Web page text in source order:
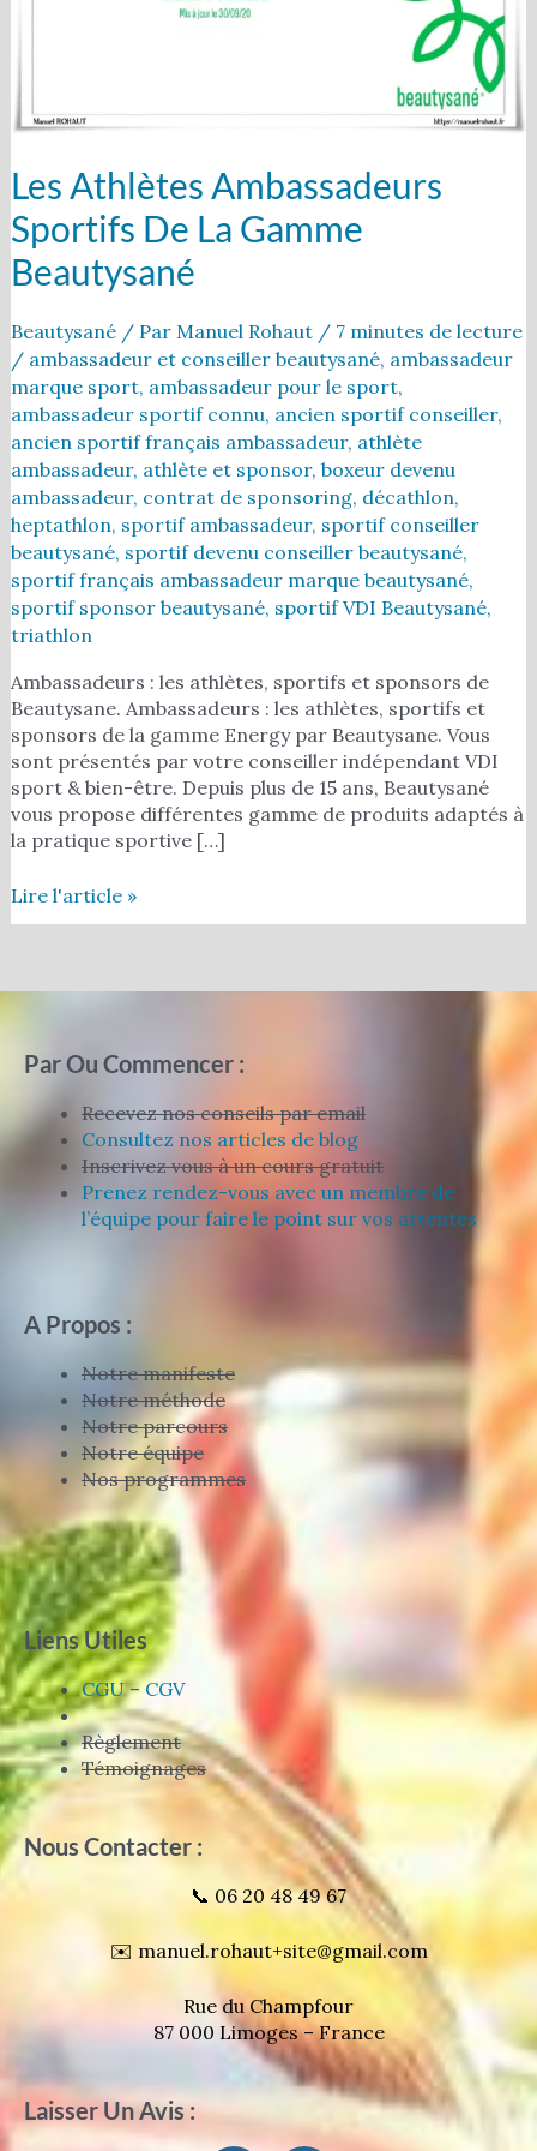
Les Athlètes Ambassadeurs
Sportifs De La Gamme
Beautysané
Beautysané/ Par Manuel Rohaut / 7 minutes de lecture
/ ambassadeur et conseiller beautysané, ambassadeur
marque sport, ambassadeur pour le sport,
ambassadeur sportif connu, ancien sportif conseiller,
ancien sportif français ambassadeur, athlète
ambassadeur, athlète et sponsor, boxeur devenu
ambassadeur, contrat de sponsoring, décathlon,
heptathlon, sportif ambassadeur, sportif conseiller
beautysané, sportif devenu conseiller beautysané,
sportif français ambassadeur marque beautysané,
sportif sponsor beautysané, sportif VDI Beautysané,
triathlon
Ambassadeurs : les athlètes, sportifs et sponsors de
Beautysane. Ambassadeurs : les athlètes, sportifs et
sponsors de la gamme Energy par Beautysane. Vous
sont présentés par votre conseiller indépendant VDI
sport & bien-être. Depuis plus de 15 ans, Beautysané
vous propose différentes gamme de produits adaptés à
la pratique sportive […]
Lire l'article »
Par Ou Commencer :
Recevez nos conseils par email
Consultez nos articles de blog
Inscrivez vous à un cours gratuit
Prenez rendez-vous avec un membre de
l’équipe pour faire le point sur vos attentes
A Propos :
Notre manifeste
Notre méthode
Notre parcours
Notre équipe
Nos programmes
Liens Utiles
CGU–CGV
Règlement
Témoignages
Nous Contacter :
📞 06 20 48 49 67
✉️ manuel.rohaut+site@gmail.com
Rue du Champfour
87 000 Limoges – France
Laisser Un Avis :